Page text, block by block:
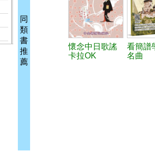
同
類
書
推
薦
懷念中日歌謠
卡拉OK
看簡譜
名曲